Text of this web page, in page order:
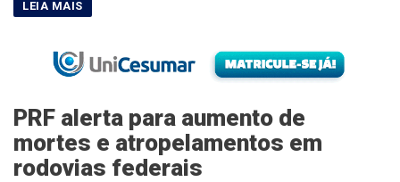
PRF alerta para aumento de
mortes e atropelamentos em
rodovias federais